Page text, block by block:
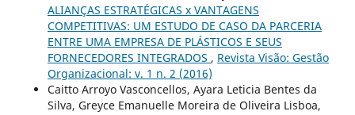
ALIANÇAS ESTRATÉGICAS x VANTAGENS
COMPETITIVAS: UM ESTUDO DE CASO DA PARCERIA
ENTRE UMA EMPRESA DE PLÁSTICOS E SEUS
FORNECEDORES INTEGRADOS , Revista Visão: Gestão
Organizacional: v. 1 n. 2 (2016)
Caitto Arroyo Vasconcellos, Ayara Leticia Bentes da
Silva, Greyce Emanuelle Moreira de Oliveira Lisboa,